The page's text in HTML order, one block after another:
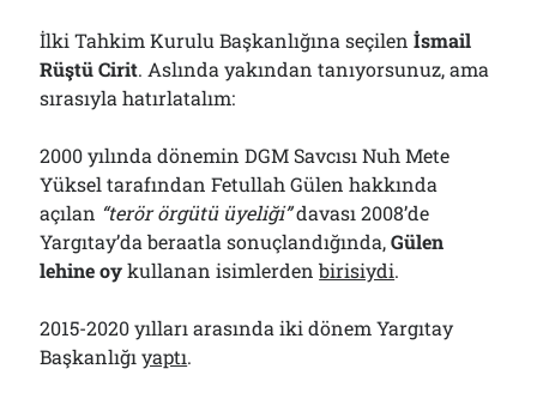
İlki Tahkim Kurulu Başkanlığına seçilenİsmail
Rüştü Cirit. Aslında yakından tanıyorsunuz, ama
sırasıyla hatırlatalım:
2000 yılında dönemin DGM Savcısı Nuh Mete
Yüksel tarafından Fetullah Gülen hakkında
açılan “terör örgütü üyeliği”davası 2008’de
Yargıtay’da beraatla sonuçlandığında,Gülen
lehine oykullanan isimlerdenbirisiydi.
2015-2020 yılları arasında iki dönem Yargıtay
Başkanlığıyaptı.